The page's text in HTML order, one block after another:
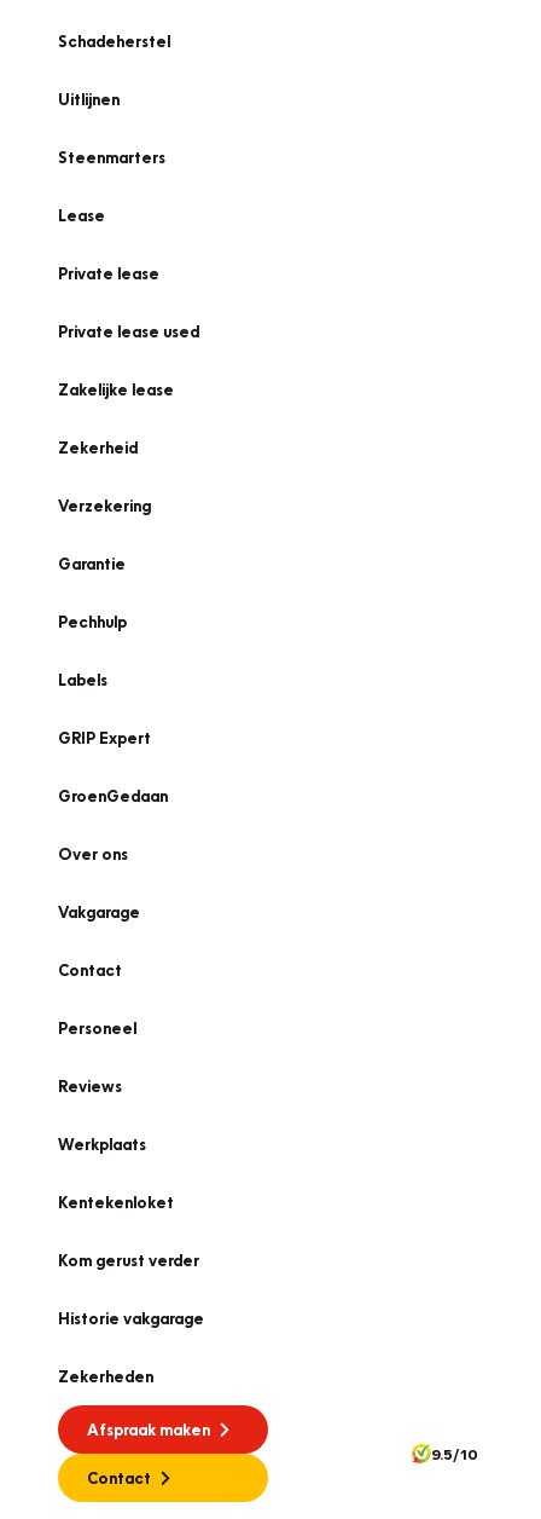
Schadeherstel
Uitlijnen
Steenmarters
Lease
Private lease
Private lease used
Zakelijke lease
Zekerheid
Verzekering
Garantie
Pechhulp
Labels
GRIP Expert
GroenGedaan
Over ons
Vakgarage
Contact
Personeel
Reviews
Werkplaats
Kentekenloket
Kom gerust verder
Historie vakgarage
Zekerheden
Afspraak maken
Contact
9.5/10